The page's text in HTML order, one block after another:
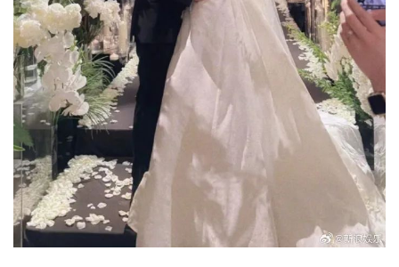
悠游
相亲
汽车
房产
消费
创意
文化